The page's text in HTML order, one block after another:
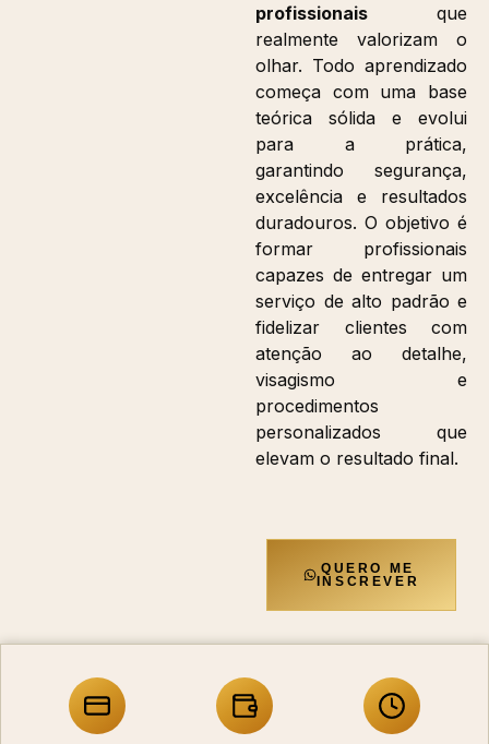
profissionais que
realmente valorizam o
olhar. Todo aprendizado
começa com uma base
teórica sólida e evolui
para a prática,
garantindo segurança,
excelência e resultados
duradouros. O objetivo é
formar profissionais
capazes de entregar um
serviço de alto padrão e
fidelizar clientes com
atenção ao detalhe,
visagismo e
procedimentos
personalizados que
elevam o resultado final.
QUERO ME
INSCREVER